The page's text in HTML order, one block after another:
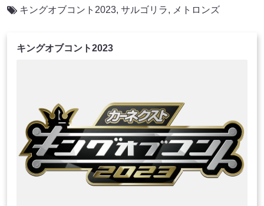
キングオブコント2023, サルゴリラ, メトロンズ
キングオブコント2023